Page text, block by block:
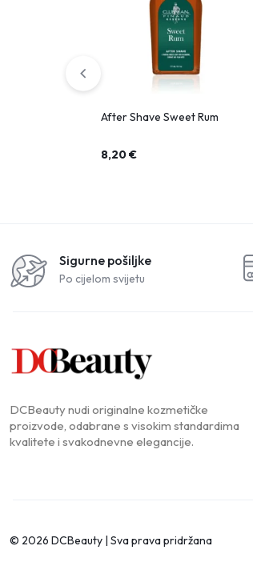
After Shave Sweet Rum
8,20€
Sigurne pošiljke
Po cijelom svijetu
DCBeauty nudi originalne kozmetičke
proizvode, odabrane s visokim standardima
kvalitete i svakodnevne elegancije.
© 2026 DCBeauty | Sva prava pridržana